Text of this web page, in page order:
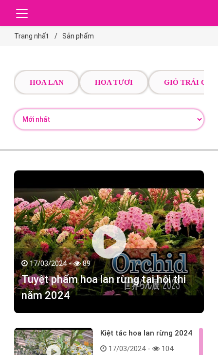
Trang nhất Sản phẩm
HOA LAN HOA TƯƠI GIỎ TRÁI CÂY
17/03/2024 - 89
Tuyệt phẩm hoa lan rừng tại hội thi
năm 2024
Kiệt tác hoa lan rừng 2024
17/03/2024 -
104